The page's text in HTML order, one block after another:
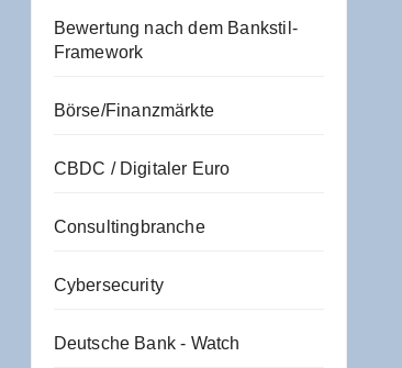
Bewertung nach dem Bankstil-
Framework
Börse/Finanzmärkte
CBDC / Digitaler Euro
Consultingbranche
Cybersecurity
Deutsche Bank - Watch